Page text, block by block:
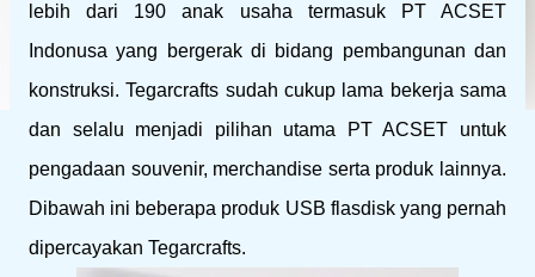
lebih dari 190 anak usaha termasuk PT ACSET
Indonusa yang bergerak di bidang pembangunan dan
konstruksi. Tegarcrafts sudah cukup lama bekerja sama
dan selalu menjadi pilihan utama PT ACSET untuk
pengadaan souvenir, merchandise serta produk lainnya.
Dibawah ini beberapa produk USB flasdisk yang pernah
dipercayakan Tegarcrafts.